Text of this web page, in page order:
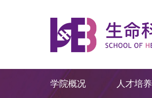
学院概况 人才培养